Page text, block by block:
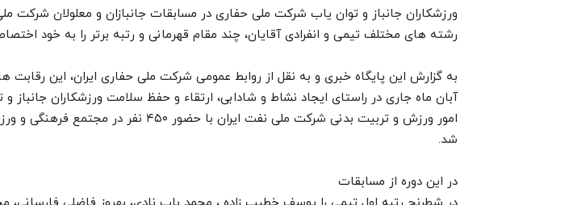
ورزشکاران جانباز و توان یاب شرکت ملی حفاری در مسابقات جانبازان و معلولان شرکت
رشته های مختلف تیمی و انفرادی آقایان، چند مقام قهرمانی و رتبه برتر را به خود
آبان ماه جاری در راستای ایجاد نشاط و شادابی، ارتقاء و حفظ سلامت ورزشکاران
امور ورزش و تربیت بدنی شرکت ملی نفت ایران با حضور ۴۵۰ نفر
شد.
در این دوره از مسابقات